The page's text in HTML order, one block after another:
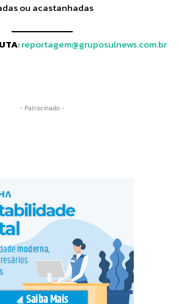
ou acastanhadas
:reportagem@gruposulnews.com.br
- Patrocinado -